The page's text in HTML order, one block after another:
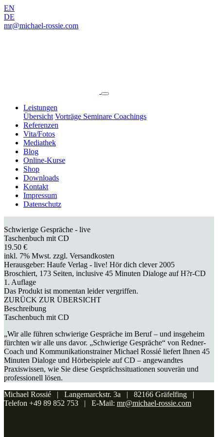
EN
DE
mr@michael-rossie.com
Leistungen
Übersicht Vorträge Seminare Coachings
Referenzen
Vita/Fotos
Mediathek
Blog
Online‑Kurse
Shop
Downloads
Kontakt
Impressum
Datenschutz
Schwierige Gespräche - live
Taschenbuch mit CD
19.50 €
inkl. 7% Mwst. zzgl. Versandkosten
Herausgeber: Haufe Verlag - live! Hör dich clever 2005
Broschiert, 173 Seiten, inclusive 45 Minuten Dialoge auf H?r-CD
1. Auflage
Das Produkt ist momentan leider vergriffen.
ZURÜCK ZUR ÜBERSICHT
Beschreibung
Taschenbuch mit CD
„Wir alle führen schwierige Gespräche im Beruf – und insgeheim
fürchten wir alle uns davor. „Schwierige Gespräche“ von Redner-
Coach und Kommunikationstrainer Michael Rossié liefert Ihnen 45
Minuten Dialoge und Hörbeispiele auf CD – angewandtes
Praxiswissen, wie Sie diese Gesprächssituationen souverän und
professionell lösen.
Michael Rossié | Langemarckstr. 3a | 82166 Gräfelfing |
Telefon +49 89 852 753 | E-Mail: mr@michael-rossie.com